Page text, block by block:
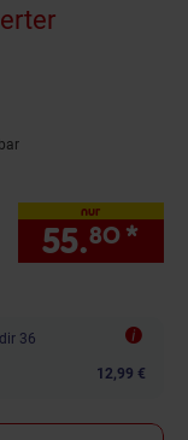
nur
55.80 *
36
12,99 €